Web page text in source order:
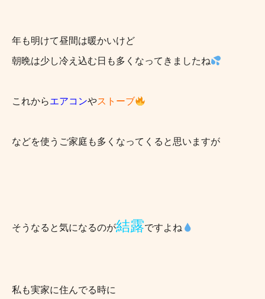
年も明けて昼間は暖かいけど
朝晩は少し冷え込む日も多くなってきましたね
これからエアコンやストーブ
などを使うご家庭も多くなってくると思いますが
そうなると気になるのが結露ですよね
私も実家に住んでる時に